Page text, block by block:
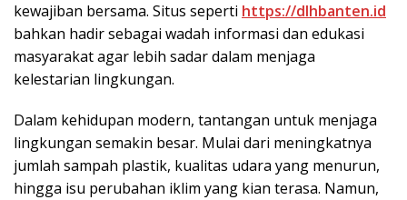
kewajiban bersama. Situs seperti https://dlhbanten.id
bahkan hadir sebagai wadah informasi dan edukasi
masyarakat agar lebih sadar dalam menjaga
kelestarian lingkungan.
Dalam kehidupan modern, tantangan untuk menjaga
lingkungan semakin besar. Mulai dari meningkatnya
jumlah sampah plastik, kualitas udara yang menurun,
hingga isu perubahan iklim yang kian terasa. Namun,